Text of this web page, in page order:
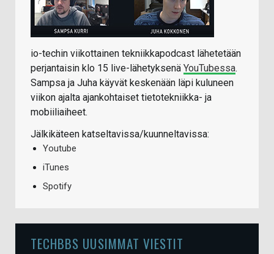
io-techin viikottainen tekniikkapodcast lähetetään
perjantaisin klo 15 live-lähetyksenä YouTubessa.
Sampsa ja Juha käyvät keskenään läpi kuluneen
viikon ajalta ajankohtaiset tietotekniikka- ja
mobiiliaiheet.
Jälkikäteen katseltavissa/kuunneltavissa:
Youtube
iTunes
Spotify
TECHBBS UUSIMMAT VIESTIT